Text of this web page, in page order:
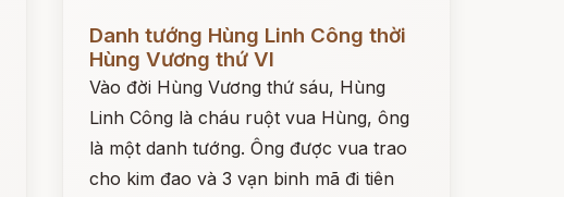
Danh tướng Hùng Linh Công thời
Hùng Vương thứ VI
Vào đời Hùng Vương thứ sáu, Hùng
Linh Công là cháu ruột vua Hùng, ông
là một danh tướng. Ông được vua trao
cho kim đao và 3 vạn binh mã đi tiên